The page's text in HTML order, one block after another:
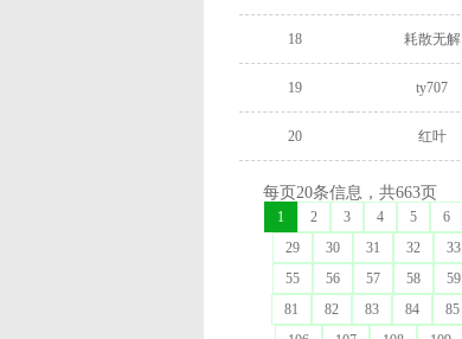
18 耗散无解
19 ty707
20 红叶
每页20条信息，共663页
1 2 3 4 5 6
29
30 31 32 33
55
56 57 58 59
81
82 83 84 85